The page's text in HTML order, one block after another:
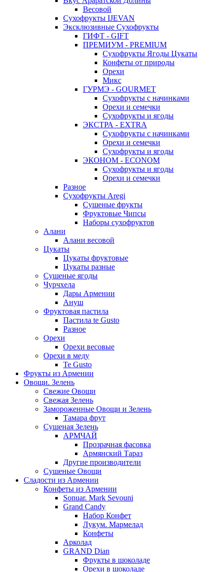
Весовой
Сухофрукты IJEVAN
Эксклюзивные Сухофрукты
ГИФТ - GIFT
ПРЕМИУМ - PREMIUM
Сухофрукты Ягоды Цукаты
Конфеты от природы
Орехи
Микс
ГУРМЭ - GOURMET
Сухофрукты с начинками
Орехи и семечки
Сухофрукты и ягоды
ЭКСТРА - EXTRA
Сухофрукты с начинками
Орехи и семечки
Сухофрукты и ягоды
ЭКОНОМ - ECONOM
Сухофрукты и ягоды
Орехи и семечки
Разное
Сухофрукты Aregi
Сушеные фрукты
Фруктовые Чипсы
Наборы сухофруктов
Алани
Алани весовой
Цукаты
Цукаты фруктовые
Цукаты разные
Сушеные ягоды
Чурчхела
Дары Армении
Ануш
Фруктовая пастила
Пастила te Gusto
Разное
Орехи
Орехи весовые
Орехи в меду
Te Gusto
Фрукты из Армении
Овощи. Зелень
Свежие Овощи
Свежая Зелень
Замороженные Овощи и Зелень
Тамара фрут
Сушеная Зелень
АРМЧАЙ
Прозрачная фасовка
Армянский Тараз
Другие производители
Сушеные Овощи
Сладости из Армении
Конфеты из Армении
Sonuar. Mark Sevouni
Grand Candy
Набор Конфет
Лукум. Мармелад
Конфеты
Арколад
GRAND Dian
Фрукты в шоколаде
Орехи в шоколаде